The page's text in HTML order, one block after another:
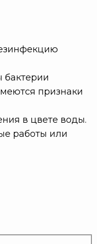
признаки
в цвете воды.
работы или